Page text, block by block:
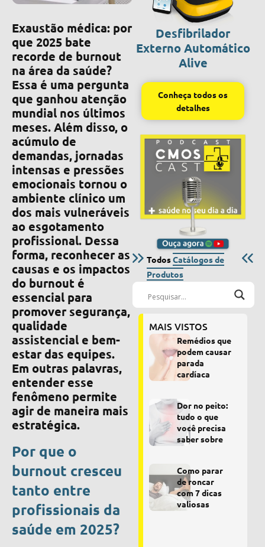
Exaustão médica: por
que 2025 bate
recorde de burnout
na área da saúde?
Essa é uma pergunta
que ganhou atenção
mundial nos últimos
meses. Além disso, o
acúmulo de
demandas, jornadas
intensas e pressões
emocionais tornou o
ambiente clínico um
dos mais vulneráveis
ao esgotamento
profissional. Dessa
forma, reconhecer as
causas e os impactos
do burnout é
essencial para
promover segurança,
qualidade
assistencial e bem-
estar das equipes.
Em outras palavras,
entender esse
fenômeno permite
agir de maneira mais
estratégica.
Por que o
burnout cresceu
tanto entre
profissionais da
saúde em 2025?
Desfibrilador
Externo Automático
Alive
Conheça todos os
detalhes
TodosCatálogos de
Produtos
MAIS VISTOS
Remédios que
podem causar
parada
cardíaca
Dor no peito:
tudo o que
você precisa
saber sobre
Como parar
de roncar
com 7 dicas
valiosas